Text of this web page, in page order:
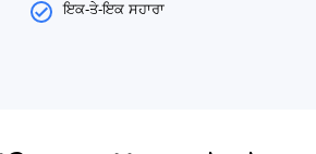
ਇਕ-ਤੇ-ਇਕ ਸਹਾਰਾ